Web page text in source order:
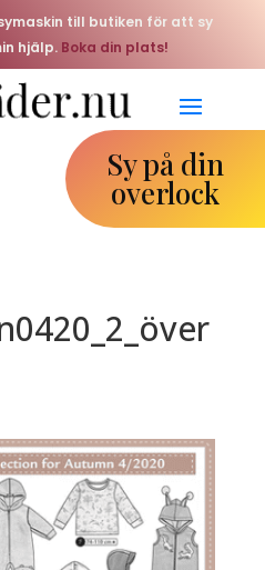
till butiken för att sy
hjälp. Boka din plats!
Sy på din
overlock